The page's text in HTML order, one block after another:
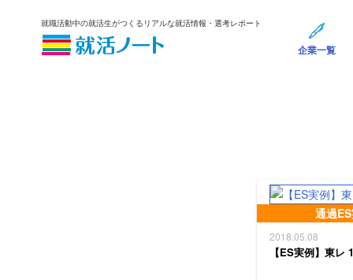
就職活動中の就活生がつくるリアルな就活情報・選考レポート
企業一覧
通過
2018.05.08
【ES実例】東レ